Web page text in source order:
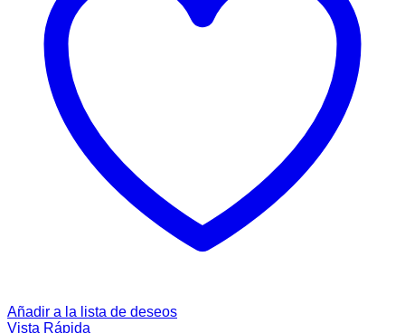
Añadir a la lista de deseos
Vista Rápida